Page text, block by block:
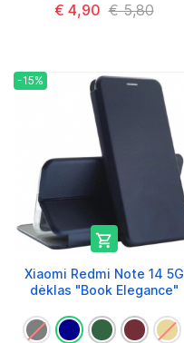
€ 4,90 € 5,80
-15%

Xiaomi Redmi Note 14 5G
dėklas "Book Elegance"